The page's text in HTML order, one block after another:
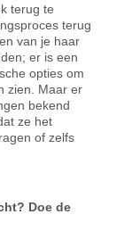
terug te
terug
van je haar
er is een
opties om
zien. Maar er
bekend
ze het
of zelfs
Doe de